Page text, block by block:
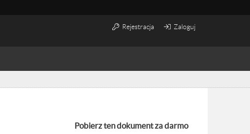
Rejestracja Zaloguj
Pobierz ten dokument za darmo